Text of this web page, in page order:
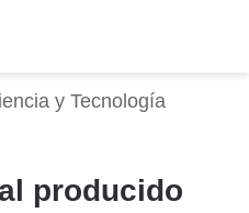
y Tecnología
producido